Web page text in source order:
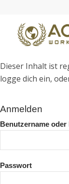
Dieser Inhalt ist
logge dich ein,
Anmelden
Benutzername
Passwort